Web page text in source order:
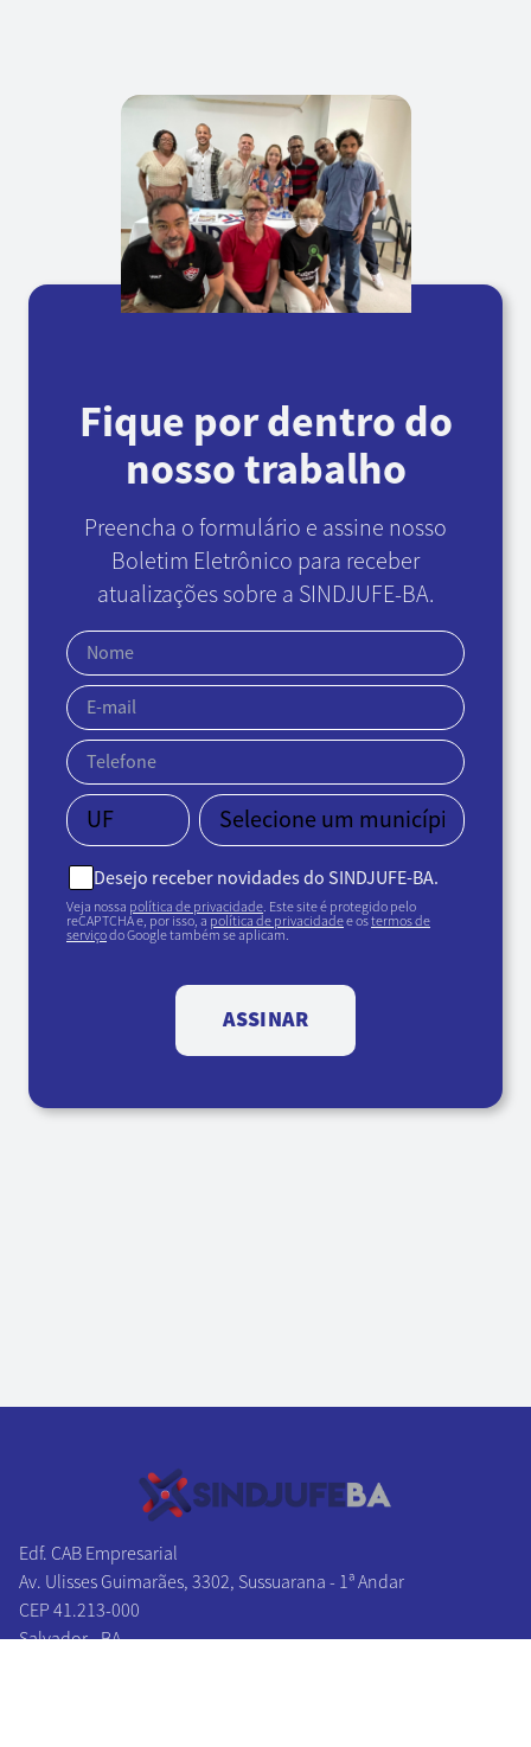
Fique por dentro do
nosso trabalho
Preencha o formulário e assine nosso
Boletim Eletrônico para receber
atualizações sobre a SINDJUFE-BA.
Desejo receber novidades do SINDJUFE-BA.
Veja nossa política de privacidade. Este site é protegido pelo
reCAPTCHA e, por isso, a política de privacidadee ostermos de
serviçodo Google também se aplicam.
ASSINAR
Edf. CAB Empresarial
Av. Ulisses Guimarães, 3302, Sussuarana - 1ª Andar
CEP 41.213-000
Salvador - BA